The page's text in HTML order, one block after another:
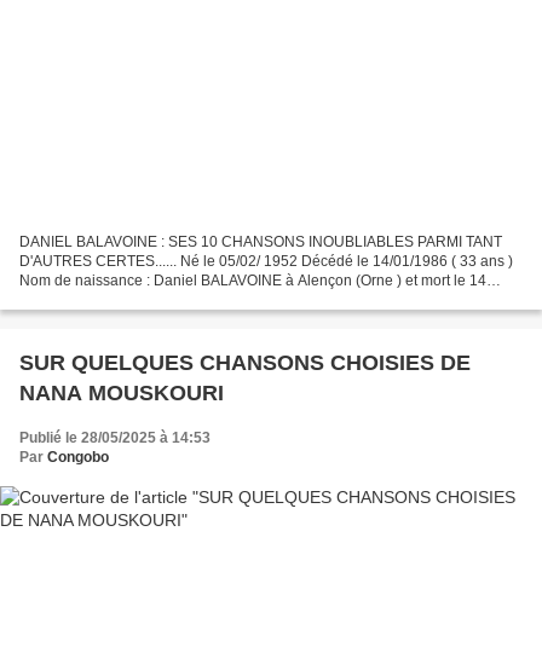
DANIEL BALAVOINE : SES 10 CHANSONS INOUBLIABLES PARMI TANT
D'AUTRES CERTES...... Né le 05/02/ 1952 Décédé le 14/01/1986 ( 33 ans )
Nom de naissance : Daniel BALAVOINE à Alençon (Orne ) et mort le 14
SUR QUELQUES CHANSONS CHOISIES DE
NANA MOUSKOURI
Publié le 28/05/2025 à 14:53
Par Congobo